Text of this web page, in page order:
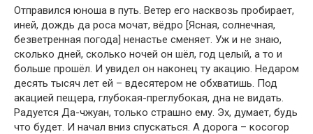
Отправился юноша в путь. Ветер его насквозь пробирает,
иней, дождь да роса мочат, вёдро [Ясная, солнечная,
безветренная погода] ненастье сменяет. Уж и не знаю,
сколько дней, сколько ночей он шёл, год целый, а то и
больше прошёл. И увидел он наконец ту акацию. Недаром
десять тысяч лет ей – вдесятером не обхватишь. Под
акацией пещера, глубокая-преглубокая, дна не видать.
Радуется Да-чжуан, только страшно ему. Эх, думает, будь
что будет. И начал вниз спускаться. А дорога – косогор